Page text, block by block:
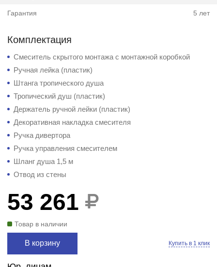
Гарантия 5 лет
Комплектация
Смеситель скрытого монтажа с монтажной коробкой
Ручная лейка (пластик)
Штанга тропического душа
Тропический душ (пластик)
Держатель ручной лейки (пластик)
Декоративная накладка смесителя
Ручка дивертора
Ручка управления смесителем
Шланг душа 1,5 м
Отвод из стены
53 261
Товар в наличии
В корзину Купить в 1 клик